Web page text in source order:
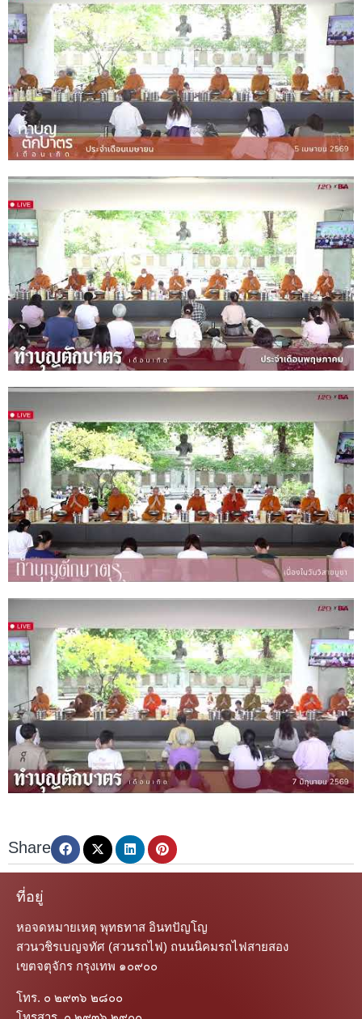
Share
ที่อยู่
หอจดหมายเหตุ พุทธทาส อินทปัญโญ
สวนวชิรเบญจทัศ (สวนรถไฟ) ถนนนิคมรถไฟสายสอง
เขตจตุจักร กรุงเทพ ๑๐๙๐๐
โทร. ๐ ๒๙๓๖ ๒๘๐๐